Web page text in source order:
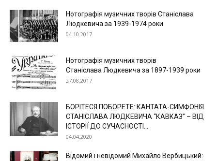
Нотографія музичних творів Станіслава
Людкевича за 1939-1974 роки
04.10.2017
Нотографія музичних творів
Станіслава Людкевича за 1897-1939 роки
27.08.2017
БОРІТЕСЯ ПОБОРЕТЕ: КАНТАТА-СИМФОНІЯ
СТАНІСЛАВА ЛЮДКЕВИЧА “КАВКАЗ” – ВІД
ІСТОРІЇ ДО СУЧАСНОСТІ...
04.04.2020
Відомий і невідомий Михайло Вербицький: